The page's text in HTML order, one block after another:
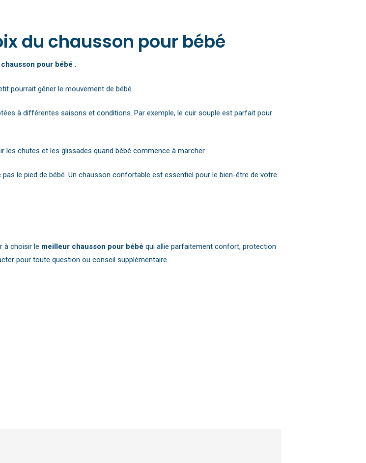
du chausson pour bébé
pour bébé :
pourrait gêner le mouvement de bébé.
à différentes saisons et conditions. Par exemple, le cuir souple est parfait pour
les chutes et les glissades quand bébé commence à marcher.
le pied de bébé. Un chausson confortable est essentiel pour le bien-être de votre
à choisir le meilleur chausson pour bébé qui allie parfaitement confort, protection
pour toute question ou conseil supplémentaire.